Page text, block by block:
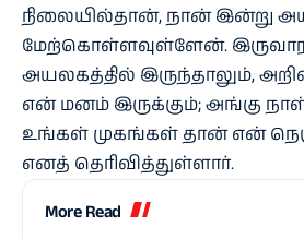
நிலையில்தான், நான் இன்று
மேற்கொள்ளவுள்ளேன்.
அயலகத்தில் இருந்தாலும்,
என் மனம் இருக்கும்; அங்கு
உங்கள் முகங்கள் தான் என்
எனத் தெரிவித்துள்ளார்.
More Read